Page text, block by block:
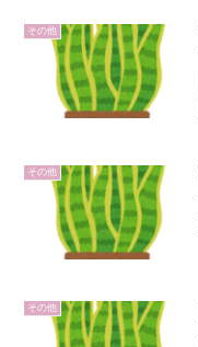
その他
その他
その他